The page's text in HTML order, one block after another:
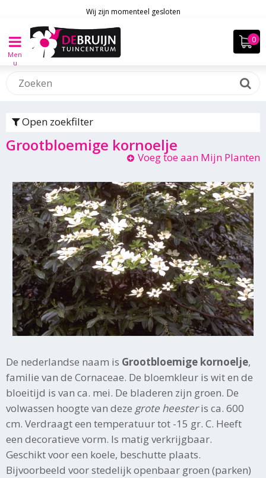
Men
u
Wij zijn momenteel gesloten
Open zoekfilter
Grootbloemige kornoelje
Voeg toe aan Mijn Planten
De nederlandse naam is Grootbloemige kornoelje,
familie van de Cornaceae. De bloemkleur is wit en de
bloeitijd is van ca. mei. De bladeren zijn groen. De
volwassen hoogte van deze grote heesteris ca. 600
cm. Verdraagt een temperatuur tot -15 gr. C. Heeft
een decoratieve vorm. Is matig verkrijgbaar.
Geschikt voor een koele, beschutte plaats.
Bijvoorbeeld voor stedelijk openbaar groen (parken)